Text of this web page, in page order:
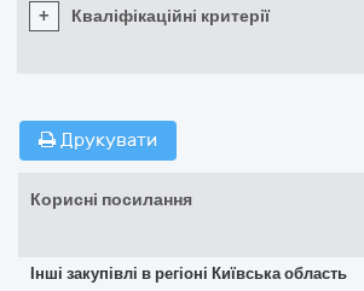
+ Кваліфікаційні критерії
Друкувати
Корисні посилання
Інші закупівлі в регіоні Київська область